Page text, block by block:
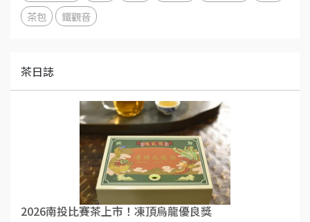
茶包
鐵觀音
茶日誌
2026南投比賽茶上市！凍頂烏龍優良獎